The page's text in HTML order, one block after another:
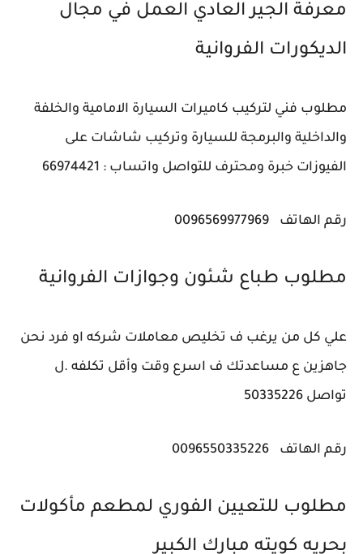
معرفة الجير العادي العمل في مجال
الديكورات ‎الفروانية
مطلوب فني لتركيب كاميرات السيارة الامامية والخلفة
والداخلية والبرمجة للسيارة وتركيب شاشات على
الفيوزات خبرة ومحترف للتواصل واتساب : 66974421
رقم الهاتف 0096569977969
مطلوب طباع شئون وجوازات ‎الفروانية
علي كل من يرغب ف تخليص معاملات شركه او فرد نحن
جاهزين ع مساعدتك ف اسرع وقت وأقل تكلفه .ل
تواصل 50335226
رقم الهاتف 0096550335226
مطلوب للتعيين الفوري لمطعم مأكولات
بحريه كويته ‎مبارك الكبير